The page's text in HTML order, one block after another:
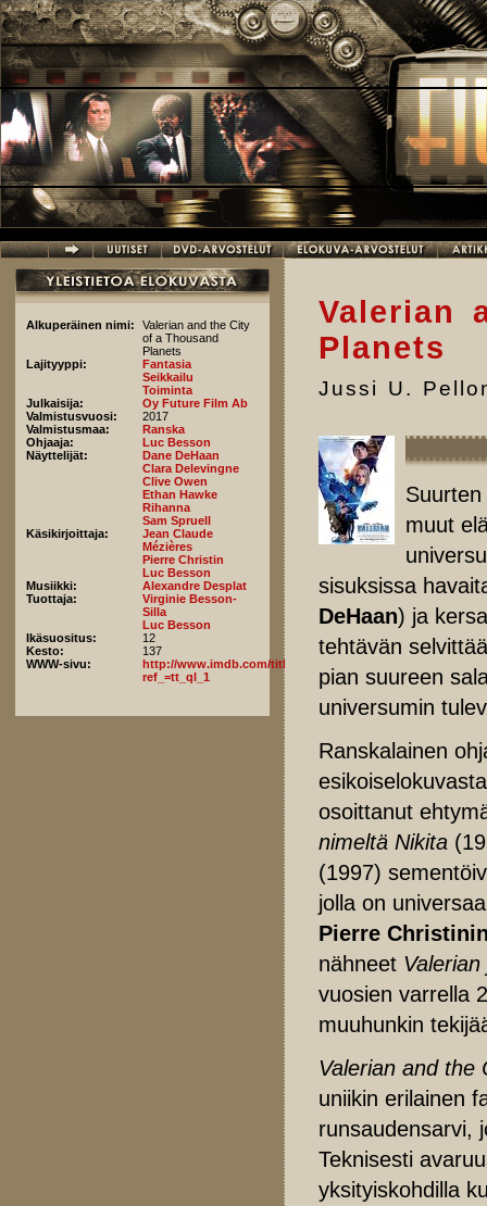
Hyppää pääsisältöön
Alkuperäinen nimi:
Valerian and the City
of a Thousand
Planets
Lajityyppi:
Fantasia
Seikkailu
Toiminta
Julkaisija:
Oy Future Film Ab
Valmistusvuosi:
2017
Valmistusmaa:
Ranska
Ohjaaja:
Luc Besson
Näyttelijät:
Dane DeHaan
Clara Delevingne
Clive Owen
Ethan Hawke
Rihanna
Sam Spruell
Käsikirjoittaja:
Jean Claude
Mézières
Pierre Christin
Luc Besson
Musiikki:
Alexandre Desplat
Tuottaja:
Virginie Besson-
Silla
Luc Besson
Ikäsuositus:
12
Kesto:
137
WWW-sivu:
http://www.imdb.com/title/tt2239822/fullcredits?
ref_=tt_ql_1
Valerian
Planets
Jussi U.
muut
sisuksissa
DeHaan) ja
tehtävän
pian suureen
universumin
Ranskalainen
osoittanut
nimeltä Nikita
(1997)
jolla on
Pierre
nähneet
vuosien varrella
muuhunkin
Valerian and the
uniikin erilainen
runsaudensarvi,
Teknisesti
yksityiskohdilla